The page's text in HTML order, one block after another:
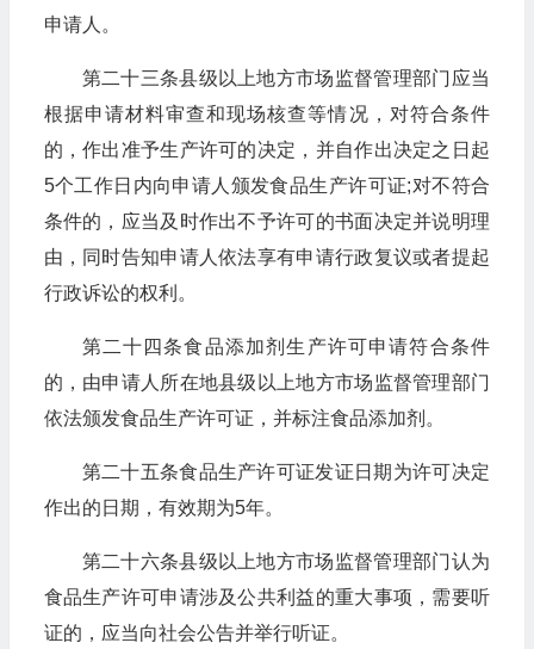
申请人。
第二十三条县级以上地方市场监督管理部门应当
根据申请材料审查和现场核查等情况，对符合条件
的，作出准予生产许可的决定，并自作出决定之日起
5个工作日内向申请人颁发食品生产许可证;对不符合
条件的，应当及时作出不予许可的书面决定并说明理
由，同时告知申请人依法享有申请行政复议或者提起
行政诉讼的权利。
第二十四条食品添加剂生产许可申请符合条件
的，由申请人所在地县级以上地方市场监督管理部门
依法颁发食品生产许可证，并标注食品添加剂。
第二十五条食品生产许可证发证日期为许可决定
作出的日期，有效期为5年。
第二十六条县级以上地方市场监督管理部门认为
食品生产许可申请涉及公共利益的重大事项，需要听
证的，应当向社会公告并举行听证。